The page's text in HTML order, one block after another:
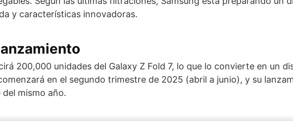
y características innovadoras.
200,000 unidades del Galaxy Z Fold 7, lo que lo convierte en un
en el segundo trimestre de 2025 (abril a junio), y su
mismo año.